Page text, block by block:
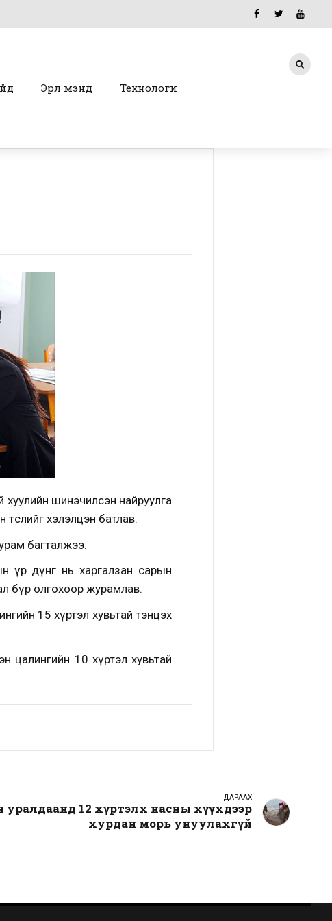
Эрүүл мэнд Технологи
хуулийн шинэчилсэн найруулга
хэлэлцэн батлав.
багталжээ.
үр дүнг нь харгалзан сарын
бүр олгохоор журамлав.
15 хүртэл хувьтай тэнцэх
цалингийн 10 хүртэл хувьтай
ДАРААХ
уралдаанд 12 хүртэлх насны хүүхдээр
хурдан морь унуулахгүй